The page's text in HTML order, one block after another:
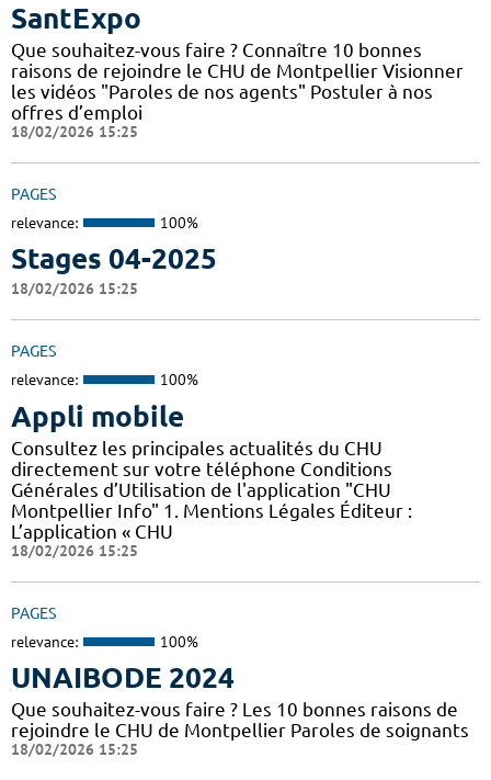
SantExpo
Que souhaitez-vous faire ? Connaître 10 bonnes
raisons de rejoindre le CHU de Montpellier Visionner
les vidéos "Paroles de nos agents" Postuler à nos
offres d’emploi
18/02/2026 15:25
PAGES
relevance: 100%
Stages 04-2025
18/02/2026 15:25
PAGES
relevance: 100%
Appli mobile
Consultez les principales actualités du CHU
directement sur votre téléphone Conditions
Générales d’Utilisation de l'application "CHU
Montpellier Info" 1. Mentions Légales Éditeur :
L’application « CHU
18/02/2026 15:25
PAGES
relevance: 100%
UNAIBODE 2024
Que souhaitez-vous faire ? Les 10 bonnes raisons de
rejoindre le CHU de Montpellier Paroles de soignants
18/02/2026 15:25